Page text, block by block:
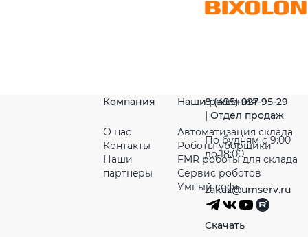
Компания
О нас
Контакты
Наши
партнeры
Наши решения
Автоматизация склада
Роботы-уборщики
FMR роботы для склада
Сервис роботов
Умный софт
8 (495) 927-95-29
| Отдел продаж
По будням с 9:00
до 18:00
zakaz@umserv.ru
Скачать